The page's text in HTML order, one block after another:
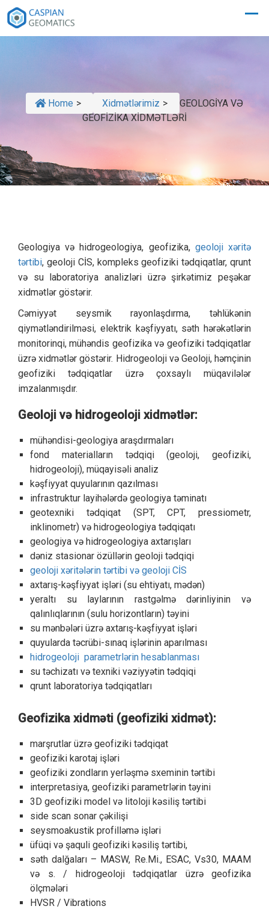
Home > Xidmətlərimiz >
GEOLOGİYA VƏ
GEOFİZİKA XİDMƏTLƏRİ
Geologiya və hidrogeologiya, geofizika, geoloji xəritə
tərtibi, geoloji CİS, kompleks geofiziki tədqiqatlar, qrunt
və su laboratoriya analizləri üzrə şirkətimiz peşəkar
xidmətlər göstərir.
Cəmiyyət seysmik rayonlaşdırma,təhlükənin
qiymətləndirilməsi, elektrik kəşfiyyatı, səth hərəkətlərin
monitorinqi, mühəndis geofizika və geofiziki tədqiqatlar
üzrə xidmətlər göstərir. Hidrogeoloji və Geoloji, həmçinin
geofiziki tədqiqatlar üzrə çoxsaylı müqavilələr
imzalanmışdır.
Geoloji və hidrogeoloji xidmətlər:
mühəndisi-geologiya araşdırmaları
fond materialların tədqiqi (geoloji, geofiziki,
hidrogeoloji), müqayisəli analiz
kəşfiyyat quyularının qazılması
infrastruktur layihələrdə geologiya təminatı
geotexniki tədqiqat (SPT, CPT, pressiometr,
inklinometr) və hidrogeologiya tədqiqatı
geologiya və hidrogeologiya axtarışları
dəniz stasionar özüllərin geoloji tədqiqi
geoloji xəritələrin tərtibi və geoloji CİS
axtarış-kəşfiyyat işləri (su ehtiyatı, mədən)
yeraltı su laylarının rastgəlmə dərinliyinin və
qalınlıqlarının (sulu horizontların) təyini
su mənbələri üzrə axtarış-kəşfiyyat işləri
quyularda təcrübi-sınaq işlərinin aparılması
hidrogeoloji parametrlərin hesablanması
su təchizatı və texniki vəziyyətin tədqiqi
qrunt laboratoriya tədqiqatları
Geofizika xidməti (geofiziki xidmət):
marşrutlar üzrə geofiziki tədqiqat
geofiziki karotaj işləri
geofiziki zondların yerləşmə sxeminin tərtibi
interpretasiya, geofiziki parametrlərin təyini
3D geofiziki model və litoloji kəsiliş tərtibi
side scan sonar çəkilişi
seysmoakustik profilləmə işləri
üfüqi və şaquli geofiziki kəsiliş tərtibi,
səth dalğaları – MASW, Re.Mi., ESAC, Vs30, MAAM
və s. / hidrogeoloji tədqiqatlar üzrə geofizika
ölçmələri
HVSR / Vibrations